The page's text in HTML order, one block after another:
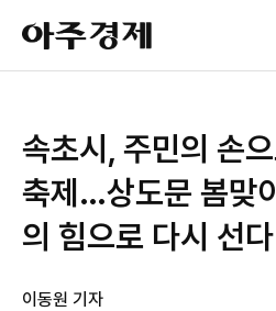
아
주
경
속초시, 주민의 손
축제…상도문 봄맞
의 힘으로 다시 선다
이동원 기자